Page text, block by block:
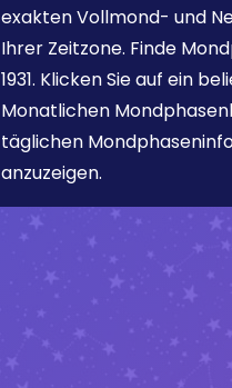
exakten Vollmond- und
Ihrer Zeitzone. Finde
1931. Klicken Sie auf ein
Monatlichen
täglichen
anzuzeigen.